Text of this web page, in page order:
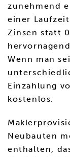
zunehmend
einer
Zinsen statt
Wenn man
Einzahlung
kostenlos.
Neubauten
enthalten,